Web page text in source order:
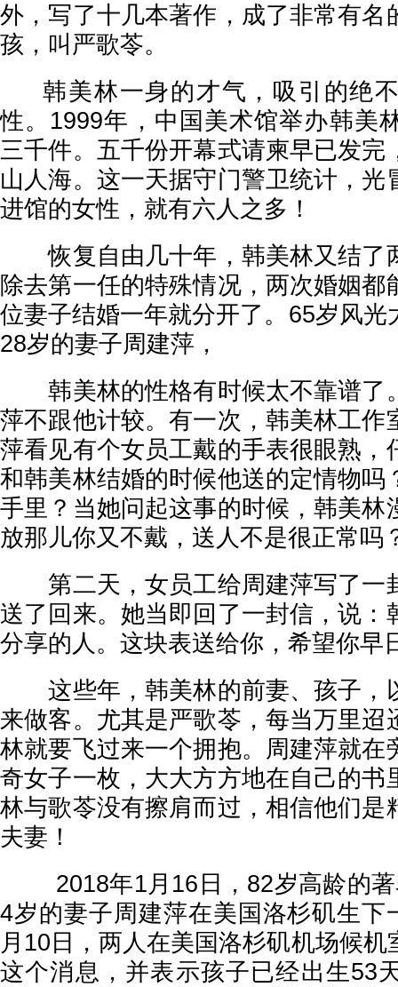
外，写了十几本著作，成了非常有名
孩，叫严歌苓。
韩美林一身的才气，吸引的绝
性。1999年，中国美术馆举办韩美
三千件。五千份开幕式请柬早已发完
山人海。这一天据守门警卫统计，光
进馆的女性，就有六人之多！
恢复自由几十年，韩美林又结了
除去第一任的特殊情况，两次婚姻都
位妻子结婚一年就分开了。65岁风光
28岁的妻子周建萍，
韩美林的性格有时候太不靠谱了
萍不跟他计较。有一次，韩美林工作
萍看见有个女员工戴的手表很眼熟，
和韩美林结婚的时候他送的定情物吗
手里？当她问起这事的时候，韩美林
放那儿你又不戴，送人不是很正常吗
第二天，女员工给周建萍写了一
送了回来。她当即回了一封信，说：
分享的人。这块表送给你，希望你早
这些年，韩美林的前妻、孩子，
来做客。尤其是严歌苓，每当万里迢
林就要飞过来一个拥抱。周建萍就在
奇女子一枚，大大方方地在自己的书
林与歌苓没有擦肩而过，相信他们是
夫妻！
2018年1月16日，82岁高龄的著
4岁的妻子周建萍在美国洛杉矶生下
月10日，两人在美国洛杉矶机场候
这个消息，并表示孩子已经出生53